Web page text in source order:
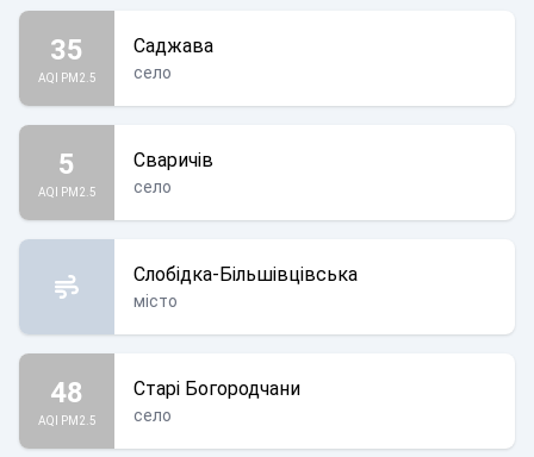
35
AQI PM2.5
Саджава
село
5
AQI PM2.5
Сваричів
село
Слобідка-Більшівцівська
місто
48
AQI PM2.5
Старі Богородчани
село